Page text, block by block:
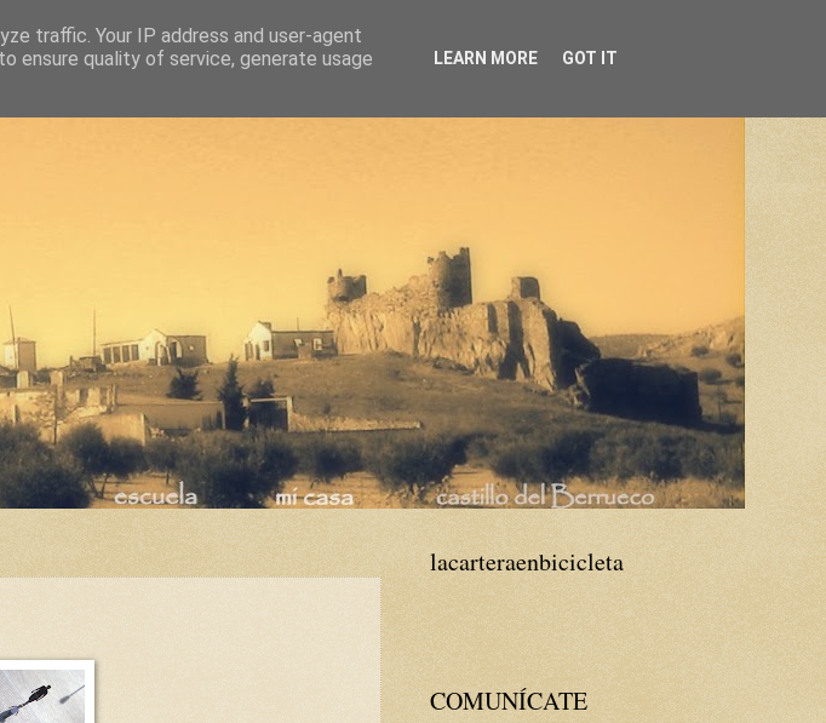
lacarteraenbicicleta
COMUNÍCATE
traffic. Your IP address and user-agent
ensure quality of service, generate usage
LEARN MORE GOT IT